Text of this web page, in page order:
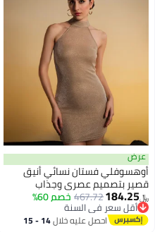
عرض
أوهسوفلي فستان نسائي أنيق
قصير بتصميم عصري وجذاب
﷼‏184.25
467.72خصم 60%
أقل سعر في السنة
أقل سعر في السنة
احصل عليه خلال 14 - 15